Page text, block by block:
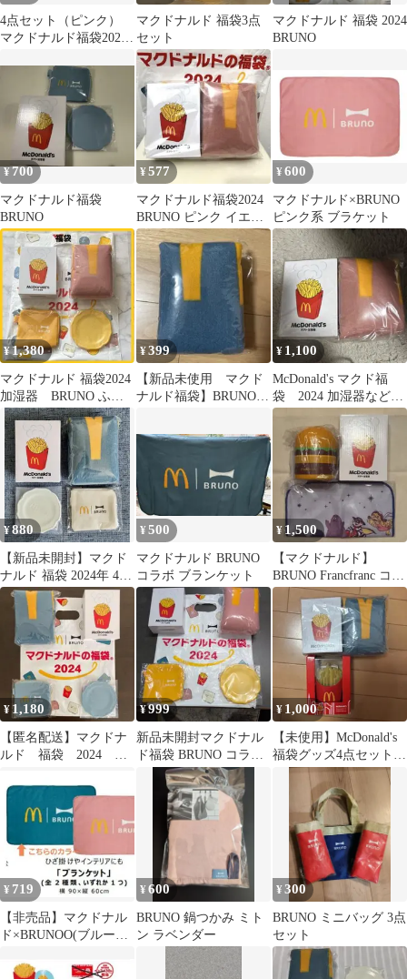
4点セット（ピンク）
マクドナルド福袋2024
マクドナルド 福袋3点
セット
マクドナルド 福袋 2024
BRUNO
¥700
マクドナルド福袋
BRUNO
¥577
マクドナルド福袋2024
BRUNO ピンク イエロ
ー
¥600
マクドナルド×BRUNO
ピンク系 ブラケット
¥1,380
マクドナルド 福袋2024
加湿器 BRUNO ふく
袋 4点セット ポテト
¥399
【新品未使用 マクド
ナルド福袋】BRUNOコ
¥ 1,100
McDonald's マクド福
袋 2024 加湿器など
BRUNO
¥880
【新品未開封】マクド
ナルド 福袋 2024年 4点
セット BRUNOコラボ
¥500
マクドナルド BRUNO
コラボ ブランケット
¥1,500
【マクドナルド】
BRUNO Francfranc コラ
ボ 福袋
¥1,180
【匿名配送】マクドナ
ルド 福袋 2024
ー
¥999
新品未開封マクドナル
ド福袋 BRUNO コラボ
4点セット 2024
¥ 1,000
【未使用】McDonald's
福袋グッズ4点セット
おまけ付き
¥ 719
【非売品】マクドナル
ド×BRUNOO(ブルーノ)
ト」 福袋
¥600
BRUNO 鍋つかみ ミト
ン ラベンダー
¥300
BRUNO ミニバッグ 3点
セット